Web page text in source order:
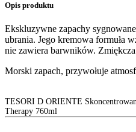
Opis produktu
Ekskluzywne zapachy
ubrania. Jego kremowa formuła
nie zawiera barwników.
Morski zapach, przywołuje
TESORI D ORIENTE
Therapy 760ml